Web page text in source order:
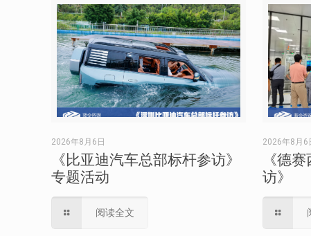
2026年8月6日
《比亚迪汽车总部标杆参访》
专题活动
阅读全文
2026年8月6
《德
访》